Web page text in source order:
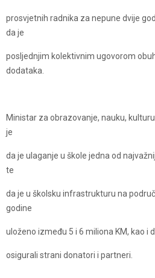
prosvjetnih radnika za nepune dvije
da je
posljednjim kolektivnim ugovorom
dodataka.
Ministar za obrazovanje, nauku,
je
da je ulaganje u škole jedna od
te
da je u školsku infrastrukturu na
godine
uloženo između 5 i 6 miliona KM, kao i
osigurali strani donatori i partneri.